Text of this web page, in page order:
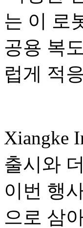
는 이 로
공용 복
럽게 적
Xiangke
출시와
이번 행
으로 삼